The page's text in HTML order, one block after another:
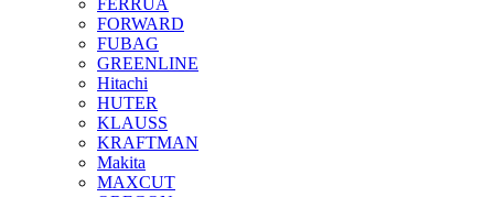
FERRUA
FORWARD
FUBAG
GREENLINE
Hitachi
HUTER
KLAUSS
KRAFTMAN
Makita
MAXCUT